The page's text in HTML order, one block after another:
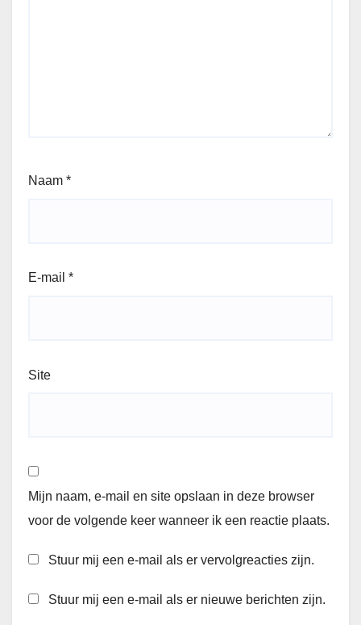
Naam *
E-mail *
Site
Mijn naam, e-mail en site opslaan in deze browser
voor de volgende keer wanneer ik een reactie plaats.
Stuur mij een e-mail als er vervolgreacties zijn.
Stuur mij een e-mail als er nieuwe berichten zijn.